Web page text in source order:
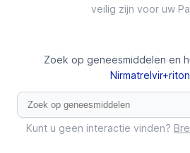
veilig zijn voor uw
Zoek op geneesmiddelen en
Kunt u geen interactie vinden?